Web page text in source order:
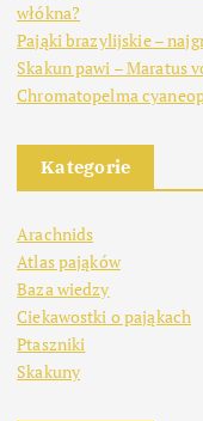
włókna?
Pająki brazylijskie –
Skakun pawi – Maratus
Chromatopelma
Kategorie
Arachnids
Atlas pająków
Baza wiedzy
Ciekawostki o pająkach
Ptaszniki
Skakuny